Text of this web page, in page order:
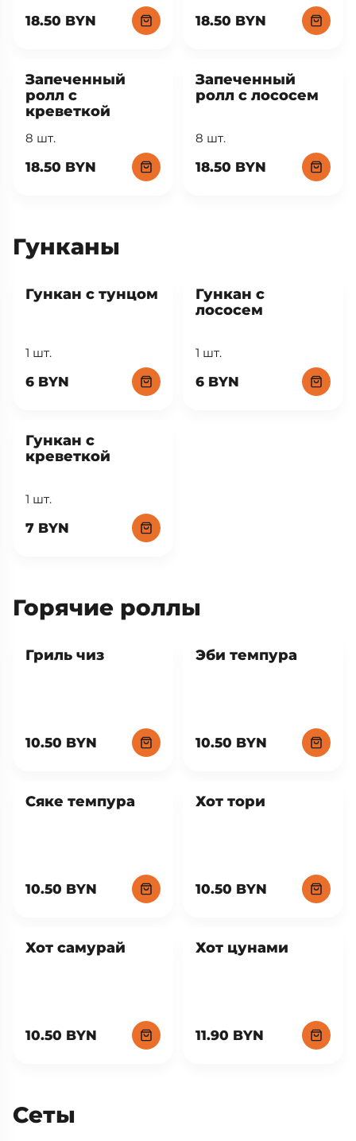
18.50 BYN 18.50 BYN
Запеченный
ролл с
креветкой
8 шт.
18.50 BYN
Запеченный
ролл с лососем
8 шт.
18.50 BYN
Гунканы
Гункан с тунцом
1 шт.
6 BYN
Гункан с
лососем
1 шт.
6 BYN
Гункан с
креветкой
1 шт.
7 BYN
Горячие роллы
Гриль чиз
10.50 BYN
Эби темпура
10.50 BYN
Сяке темпура
10.50 BYN
Хот тори
10.50 BYN
Хот самурай
10.50 BYN
Хот цунами
11.90 BYN
Сеты